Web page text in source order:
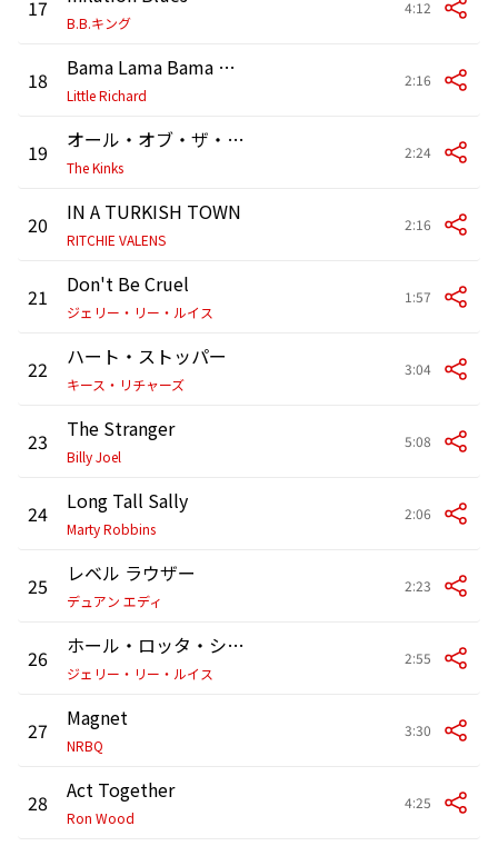
17
B.B.キング
4:12
18 Bama Lama Bama Loo
Little Richard
2:16
19 オール・オブ・ザ・ナイト
The Kinks
2:24
20 IN A TURKISH TOWN
RITCHIE VALENS
2:16
21 Don't Be Cruel
ジェリー・リー・ルイス
1:57
22 ハート・ストッパー
キース・リチャーズ
3:04
23 The Stranger
Billy Joel
5:08
24 Long Tall Sally
Marty Robbins
2:06
25 レベル ラウザー
デュアン エディ
2:23
26 ホール・ロッタ・シェイキン・ゴーイン・オン
ジェリー・リー・ルイス
2:55
27 Magnet
NRBQ
3:30
28 Act Together
Ron Wood
4:25